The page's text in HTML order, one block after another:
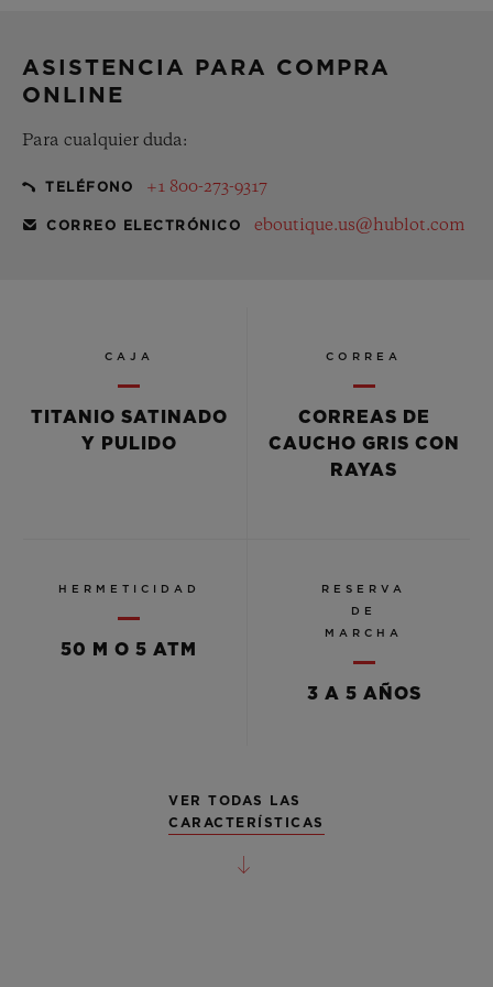
ASISTENCIA PARA COMPRA
ONLINE
Para cualquier duda:
TELÉFONO +1 800-273-9317
CORREO ELECTRÓNICO eboutique.us@hublot.com
CAJA
TITANIO SATINADO
Y PULIDO
CORREA
CORREAS DE
CAUCHO GRIS CON
RAYAS
HERMETICIDAD
50 M O 5 ATM
RESERVA
DE
MARCHA
3 A 5 AÑOS
VER TODAS LAS
CARACTERÍSTICAS